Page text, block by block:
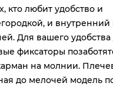
кто любит удобство и
и внутренний
Для вашего
фиксаторы
на молнии.
до мелочей модель